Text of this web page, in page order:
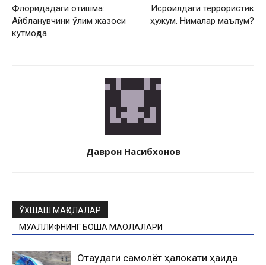
Флоридадаги отишма:
Айбланувчини ўлим жазоси
кутмоқда
Исроилдаги террористик
ҳужум. Нималар маълум?
Даврон Насибхонов
ЎХШАШ МАҚОЛАЛАР
МУАЛЛИФНИНГ БОШҚА МАҚОЛАЛАРИ
Оқтаудаги самолёт ҳалокати ҳақида